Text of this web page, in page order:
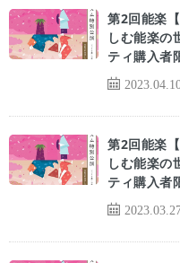
第2回能楽
しむ能楽
ティ購入者
第2回能楽
しむ能楽
ティ購入者